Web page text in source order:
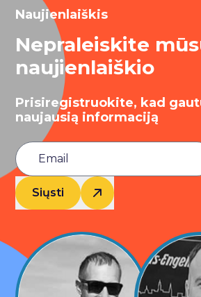
Naujienlaiškis
Nepraleiskite
naujienlaiškio
Prisiregistruokite, kad
naujausią informaciją
Siųsti